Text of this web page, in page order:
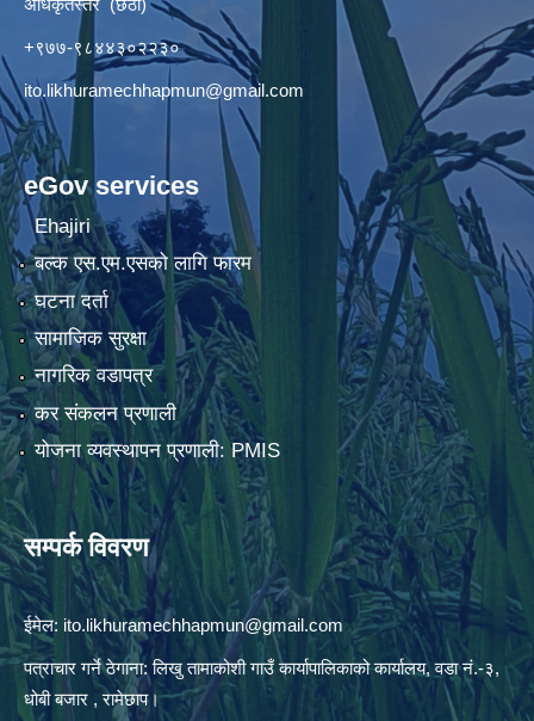
अधिकृतस्तर (छैठौँ)
+९७७-९८४४३०२२३०
ito.likhuramechhapmun@gmail.com
eGov services
Ehajiri
बल्क एस.एम.एसको लागि फारम
घटना दर्ता
सामाजिक सुरक्षा
नागरिक वडापत्र
कर संकलन प्रणाली
योजना व्यवस्थापन प्रणाली: PMIS
सम्पर्क विवरण
ईमेल: ito.likhuramechhapmun@gmail.com
पत्राचार गर्ने ठेगाना: लिखु तामाकोशी गाउँ कार्यापालिकाको कार्यालय, वडा नं.-३,
धोबी बजार , रामेछाप।